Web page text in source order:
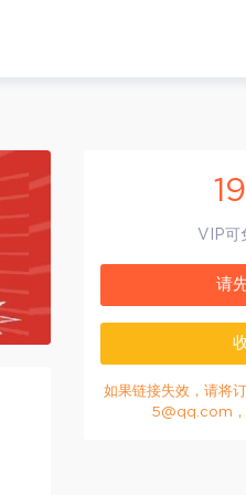
19
VIP可
请
如果链接失效，请将
5@qq.com，